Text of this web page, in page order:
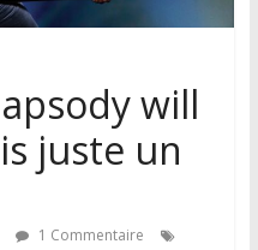
will
juste un
1 Commentaire